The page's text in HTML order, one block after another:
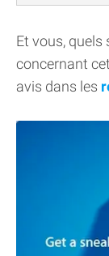
Et vous,
concernant
avis dans les